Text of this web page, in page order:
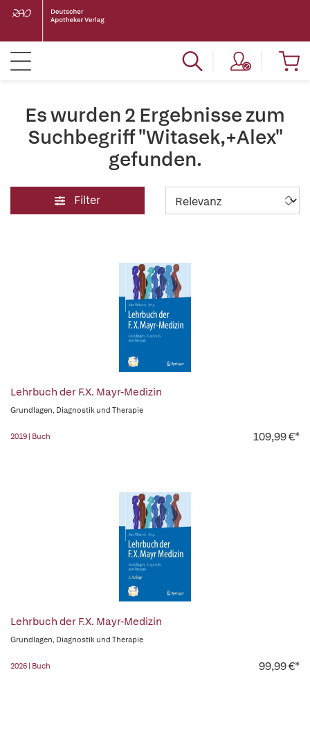
Es wurden 2 Ergebnisse zum
Suchbegriff "Witasek,+Alex"
gefunden.
Filter
Lehrbuch der F.X. Mayr-Medizin
Grundlagen, Diagnostik und Therapie
2019 | Buch 109,99 €*
Lehrbuch der F.X. Mayr-Medizin
Grundlagen, Diagnostik und Therapie
2026 | Buch 99,99 €*